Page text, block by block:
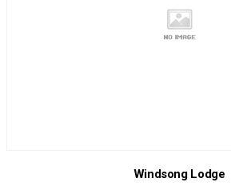
Windsong Lodge